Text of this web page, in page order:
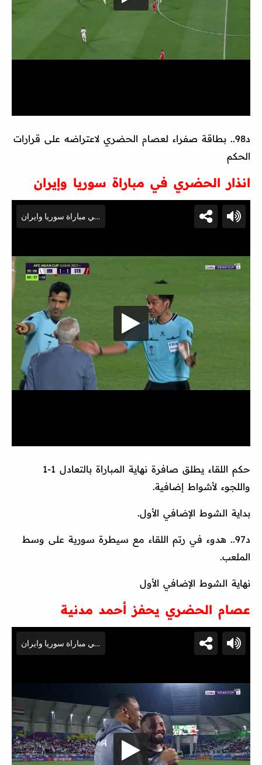
د98.. بطاقة صفراء لعصام الحضري لاعتراضه على قرارات
الحكم
انذار الحضري في مباراة سوريا وإيران
حكم اللقاء يطلق صافرة نهاية المباراة بالتعادل 1-1
واللجوء لأشواط إضافية.
بداية الشوط الإضافي الأول.
د97.. هدوء في رتم اللقاء مع سيطرة سورية على وسط
الملعب.
نهاية الشوط الإضافي الأول
عصام الحضري يحفز أحمد مدنية